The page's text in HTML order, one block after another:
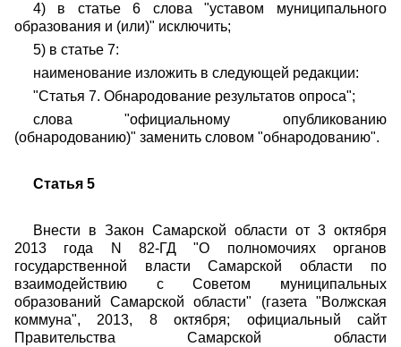
4) в статье 6 слова "уставом муниципального
образования и (или)" исключить;
5) в статье 7:
наименование изложить в следующей редакции:
"Статья 7. Обнародование результатов опроса";
слова "официальному опубликованию
(обнародованию)" заменить словом "обнародованию".
Статья 5
Внести в Закон Самарской области от 3 октября
2013 года N 82-ГД "О полномочиях органов
государственной власти Самарской области по
взаимодействию с Советом муниципальных
образований Самарской области" (газета "Волжская
коммуна", 2013, 8 октября; официальный сайт
Правительства Самарской области